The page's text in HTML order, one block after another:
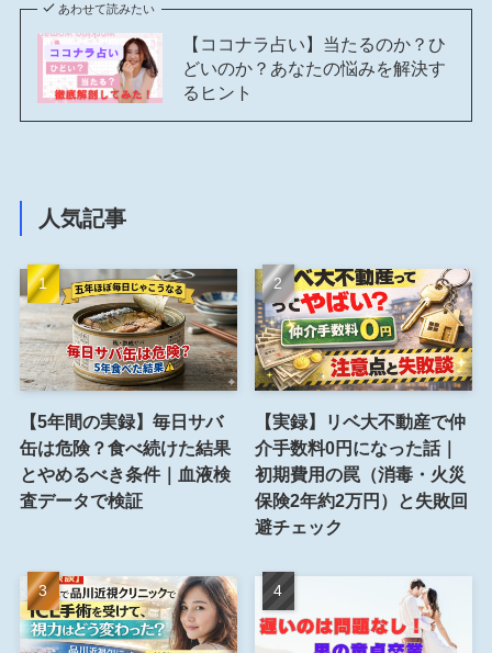
あわせて読みたい
【ココナラ占い】当たるのか？ひ
どいのか？あなたの悩みを解決す
るヒント
人気記事
【5年間の実録】毎日サバ
缶は危険？食べ続けた結果
とやめるべき条件｜血液検
査データで検証
【実録】リベ大不動産で仲
介手数料0円になった話｜
初期費用の罠（消毒・火災
保険2年約2万円）と失敗回
避チェック